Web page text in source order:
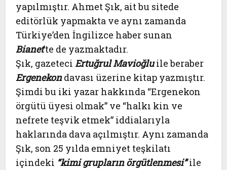
yapılmıştır. Ahmet Şık, ait bu sitede
editörlük yapmakta ve aynı zamanda
Türkiye’den İngilizce haber sunan
Bianet’te de yazmaktadır.
Şık, gazeteciErtuğrul Mavioğluile beraber
Ergenekondavası üzerine kitap yazmıştır.
Şimdi bu iki yazar hakkında “Ergenekon
örgütü üyesi olmak” ve “halkı kin ve
nefrete teşvik etmek” iddialarıyla
haklarında dava açılmıştır. Aynı zamanda
Şık, son 25 yılda emniyet teşkilatı
içindeki “kimi grupların örgütlenmesi”ile